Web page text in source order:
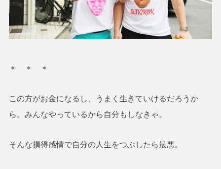
＊ ＊ ＊
この方がお金になるし、うまく生きていけるだろうか
ら。みんなやっているから自分もしなきゃ。
そんな損得感情で自分の人生をつぶしたら最悪。